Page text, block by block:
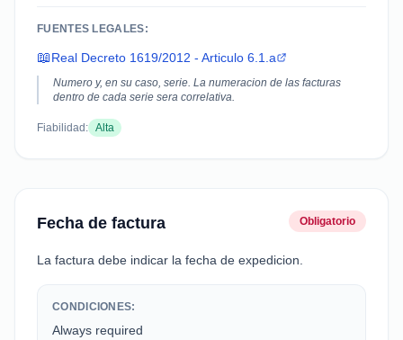
FUENTES LEGALES:
📖Real Decreto 1619/2012 - Articulo 6.1.a
Numero y, en su caso, serie. La numeracion de las facturas
dentro de cada serie sera correlativa.
Fiabilidad: Alta
Fecha de factura Obligatorio
La factura debe indicar la fecha de expedicion.
CONDICIONES:
Always required